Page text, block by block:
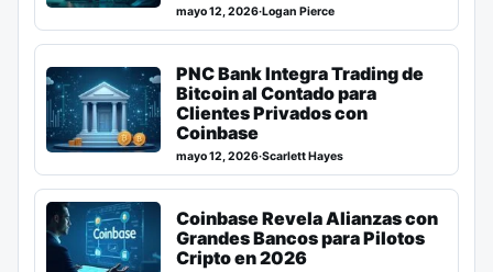
mayo 12, 2026·Logan Pierce
PNC Bank Integra Trading de
Bitcoin al Contado para
Clientes Privados con
Coinbase
mayo 12, 2026·Scarlett Hayes
Coinbase Revela Alianzas con
Grandes Bancos para Pilotos
Cripto en 2026